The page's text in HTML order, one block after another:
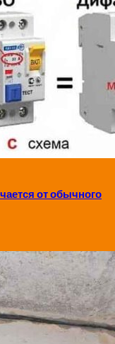
от обычного